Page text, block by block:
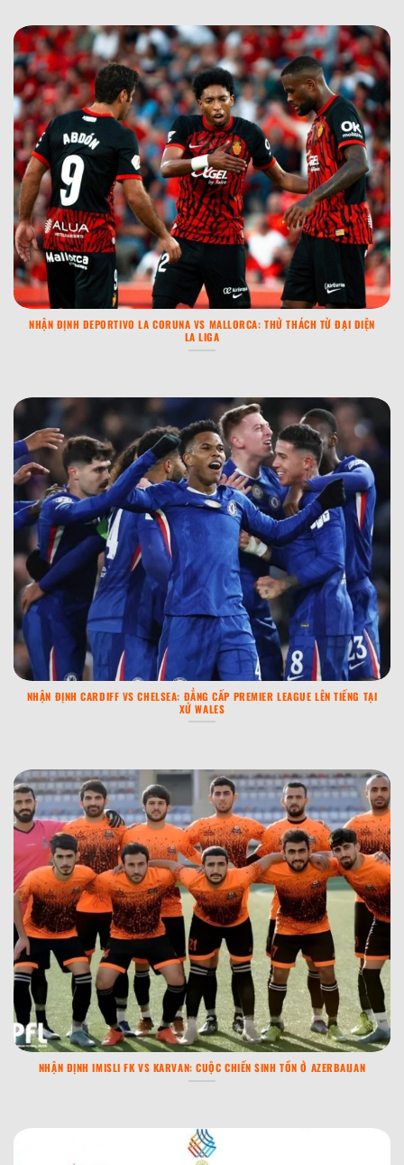
NHẬN ĐỊNH DEPORTIVO LA CORUNA VS MALLORCA: THỬ THÁCH TỪ ĐẠI DIỆN
LA LIGA
NHẬN ĐỊNH CARDIFF VS CHELSEA: ĐẲNG CẤP PREMIER LEAGUE LÊN TIẾNG TẠI
XỨ WALES
NHẬN ĐỊNH IMISLI FK VS KARVAN: CUỘC CHIẾN SINH TỒN Ở AZERBAIJAN